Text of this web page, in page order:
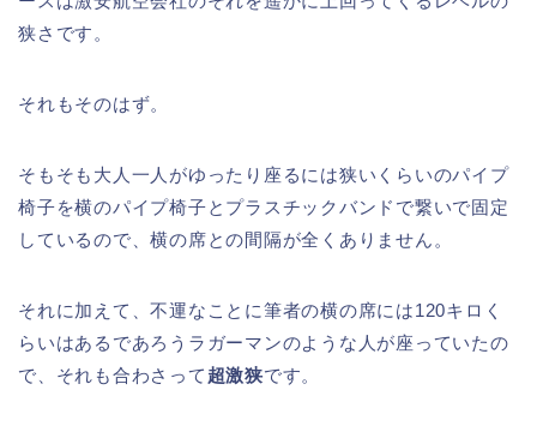
狭さです。
それもそのはず。
そもそも大人一人がゆったり座るには狭いくらいのパイプ
椅子を横のパイプ椅子とプラスチックバンドで繋いで固定
しているので、横の席との間隔が全くありません。
それに加えて、不運なことに筆者の横の席には120キロく
らいはあるであろうラガーマンのような人が座っていたの
で、それも合わさって 超激狭です。